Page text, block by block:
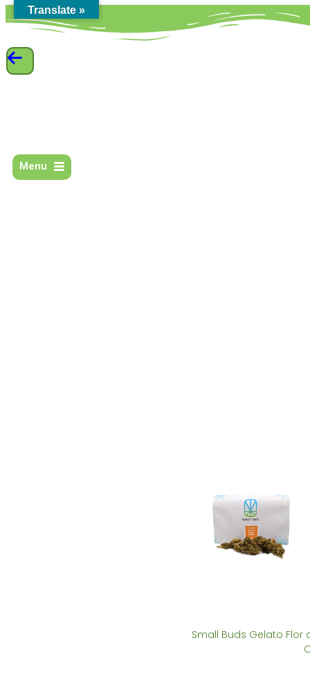
Menu
Small Buds Gelato
Translate »